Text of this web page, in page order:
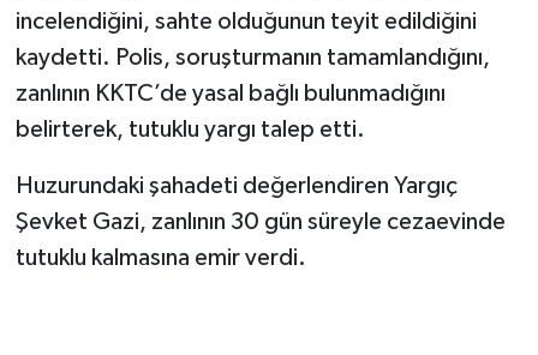
incelendiğini, sahte olduğunun teyit edildiğini
kaydetti. Polis, soruşturmanın tamamlandığını,
zanlının KKTC’de yasal bağlı bulunmadığını
belirterek, tutuklu yargı talep etti.
Huzurundaki şahadeti değerlendiren Yargıç
Şevket Gazi, zanlının 30 gün süreyle cezaevinde
tutuklu kalmasına emir verdi.